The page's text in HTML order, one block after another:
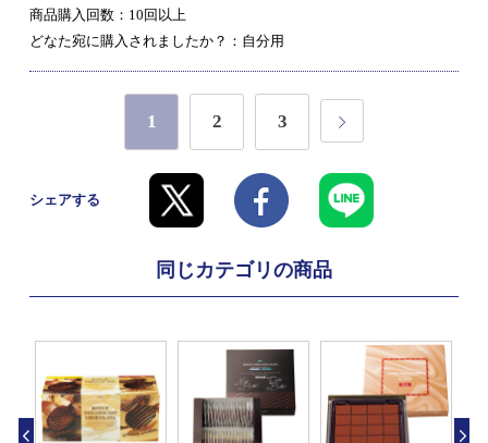
商品購入回数：10回以上
どなた宛に購入されましたか？：自分用
1 2 3
シェアする
同じカテゴリの商品